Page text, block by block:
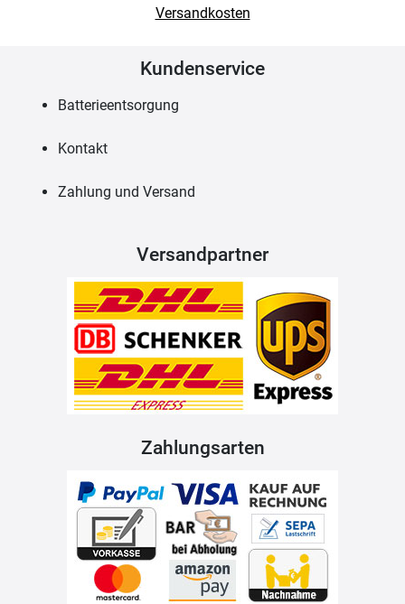
Versandkosten
Kundenservice
Batterieentsorgung
Kontakt
Zahlung und Versand
Versandpartner
Zahlungsarten